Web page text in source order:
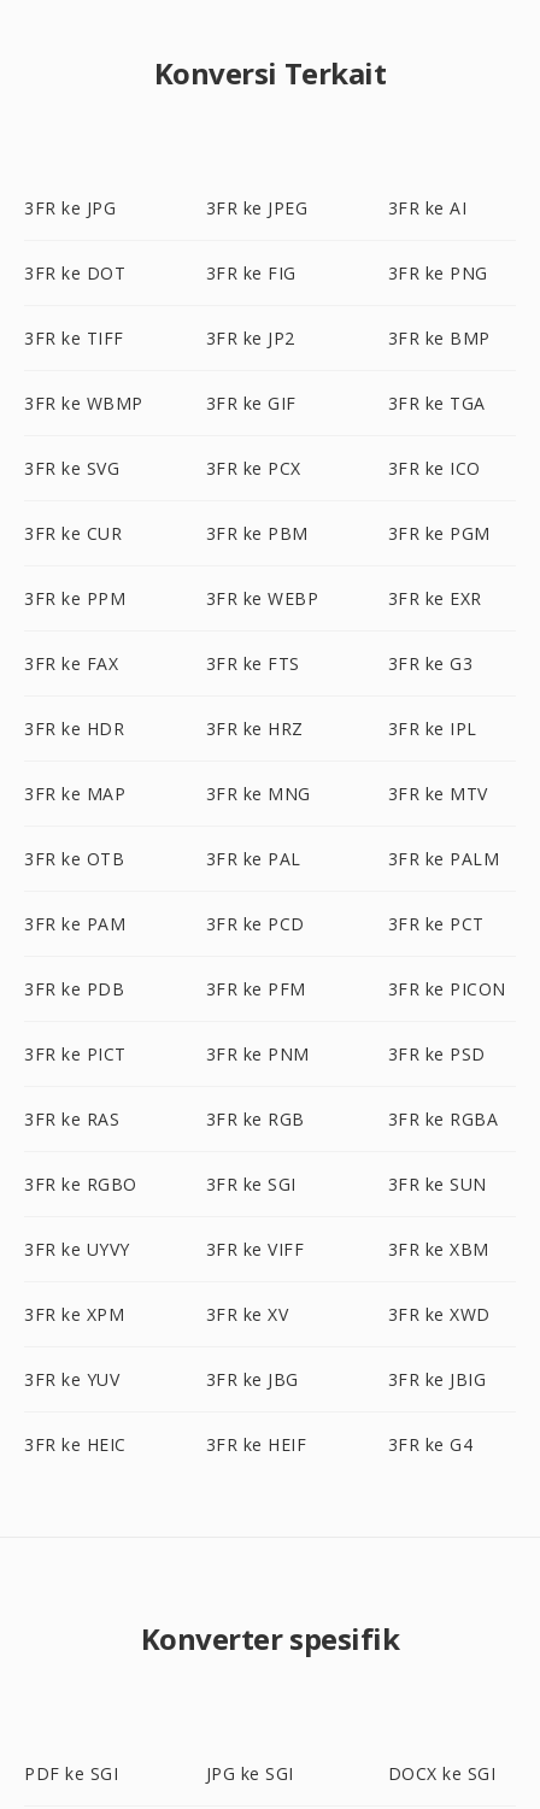
Konversi Terkait
3FR ke JPG 3FR ke JPEG 3FR ke AI
3FR ke DOT 3FR ke FIG 3FR ke PNG
3FR ke TIFF 3FR ke JP2 3FR ke BMP
3FR ke WBMP 3FR ke GIF 3FR ke TGA
3FR ke SVG 3FR ke PCX 3FR ke ICO
3FR ke CUR 3FR ke PBM 3FR ke PGM
3FR ke PPM 3FR ke WEBP 3FR ke EXR
3FR ke FAX 3FR ke FTS 3FR ke G3
3FR ke HDR 3FR ke HRZ 3FR ke IPL
3FR ke MAP 3FR ke MNG 3FR ke MTV
3FR ke OTB 3FR ke PAL 3FR ke PALM
3FR ke PAM 3FR ke PCD 3FR ke PCT
3FR ke PDB 3FR ke PFM 3FR ke PICON
3FR ke PICT 3FR ke PNM 3FR ke PSD
3FR ke RAS 3FR ke RGB 3FR ke RGBA
3FR ke RGBO 3FR ke SGI 3FR ke SUN
3FR ke UYVY 3FR ke VIFF 3FR ke XBM
3FR ke XPM 3FR ke XV 3FR ke XWD
3FR ke YUV 3FR ke JBG 3FR ke JBIG
3FR ke HEIC 3FR ke HEIF 3FR ke G4
Konverter spesifik
PDF ke SGI JPG ke SGI DOCX ke SGI